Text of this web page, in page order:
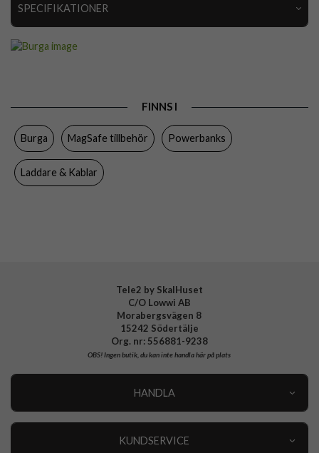
SPECIFIKATIONER
Varumärke
Tillverkarens art nr
EAN
FINNS I
Burga MagSafe tillbehör Powerbanks
Laddare & Kablar
Tele2 by SkalHuset
C/O Lowwi AB
Morabergsvägen 8
15242 Södertälje
Org. nr: 556881-9238
OBS!Ingen butik, du kan inte handla här på plats
HANDLA
KUNDSERVICE